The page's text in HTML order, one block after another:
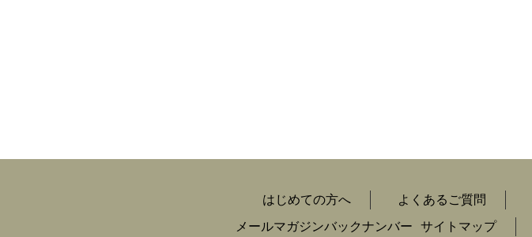
はじめての方へ よくあるご質問
メールマガジンバックナンバー
サイトマップ